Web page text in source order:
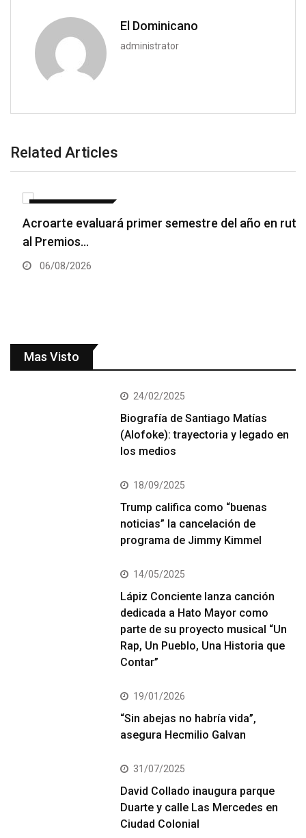
El Dominicano
administrator
Related Articles
Acroarte evaluará primer semestre del año en ruta
al Premios…
06/08/2026
Mas Visto
24/02/2025
Biografía de Santiago Matías
(Alofoke): trayectoria y legado en
los medios
18/09/2025
Trump califica como “buenas
noticias” la cancelación de
programa de Jimmy Kimmel
14/05/2025
Lápiz Conciente lanza canción
dedicada a Hato Mayor como
parte de su proyecto musical “Un
Rap, Un Pueblo, Una Historia que
Contar”
19/01/2026
“Sin abejas no habría vida”,
asegura Hecmilio Galvan
31/07/2025
David Collado inaugura parque
Duarte y calle Las Mercedes en
Ciudad Colonial